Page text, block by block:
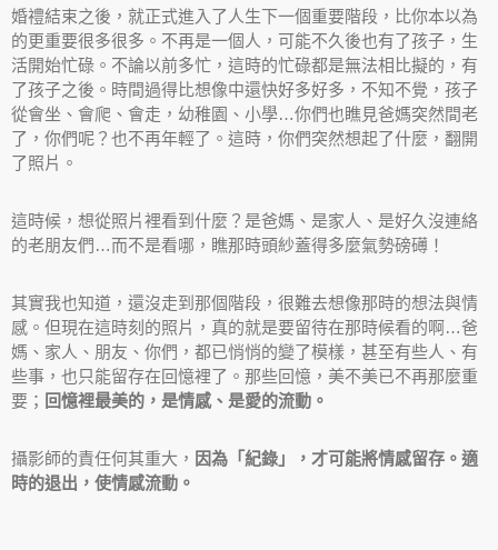
婚禮結束之後，就正式進入了人生下一個重要階段，比你本以為
的更重要很多很多。不再是一個人，可能不久後也有了孩子，生
活開始忙碌。不論以前多忙，這時的忙碌都是無法相比擬的，有
了孩子之後。時間過得比想像中還快好多好多，不知不覺，孩子
從會坐、會爬、會走，幼稚園、小學…你們也瞧見爸媽突然間老
了，你們呢？也不再年輕了。這時，你們突然想起了什麼，翻開
了照片。
這時候，想從照片裡看到什麼？是爸媽、是家人、是好久沒連絡
的老朋友們…而不是看哪，瞧那時頭紗蓋得多麼氣勢磅礡！
其實我也知道，還沒走到那個階段，很難去想像那時的想法與情
感。但現在這時刻的照片，真的就是要留待在那時候看的啊…爸
媽、家人、朋友、你們，都已悄悄的變了模樣，甚至有些人、有
些事，也只能留存在回憶裡了。那些回憶，美不美已不再那麼重
要； 回憶裡最美的，是情感、是愛的流動。
攝影師的責任何其重大， 因為「紀錄」，才可能將情感留存。適
時的退出，使情感流動。